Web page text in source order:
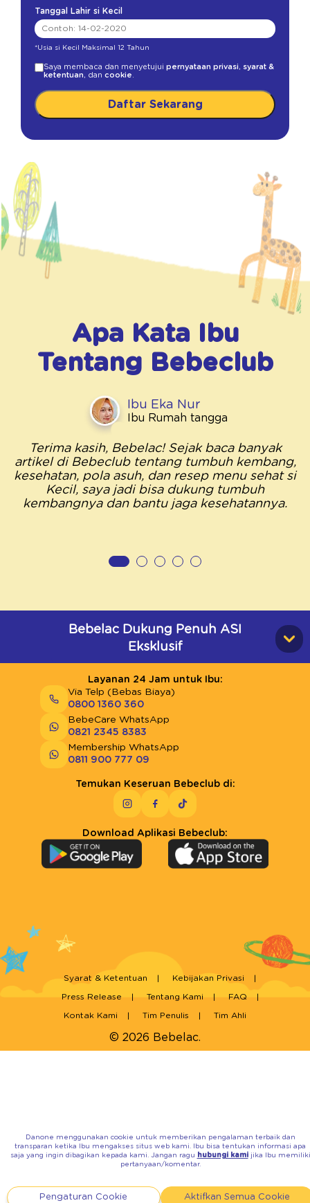
Tanggal Lahir si Kecil
*Usia si Kecil Maksimal 12 Tahun
Saya membaca dan menyetujui pernyataan privasi, syarat &
ketentuan, dan cookie
Daftar Sekarang
Apa Kata Ibu
Tentang Bebeclub
Ibu Eka Nur
Ibu Rumah tangga
Terima kasih, Bebelac! Sejak baca banyak
artikel di Bebeclub tentang tumbuh kembang,
kesehatan, pola asuh, dan resep menu sehat si
Kecil, saya jadi bisa dukung tumbuh
kembangnya dan bantu jaga kesehatannya.
Bebelac Dukung Penuh ASI
Eksklusif
Layanan 24 Jam untuk Ibu:
Via Telp (Bebas Biaya)
0800 1360 360
BebeCare WhatsApp
0821 2345 8383
Membership WhatsApp
0811 900 777 09
Temukan Keseruan Bebeclub di:
Download Aplikasi Bebeclub:
© 2026 Bebelac.
Syarat & Ketentuan Kebijakan Privasi
Press Release Tentang Kami FAQ
Kontak Kami Tim Penulis Tim Ahli
Danone menggunakan cookie untuk memberikan pengalaman terbaik dan
transparan ketika Ibu mengakses situs web kami. Ibu bisa tentukan informasi apa
saja yang ingin dibagikan kepada kami. Jangan ragu hubungi kamijika Ibu memiliki
pertanyaan/komentar.
Pengaturan Cookie Aktifkan Semua Cookie